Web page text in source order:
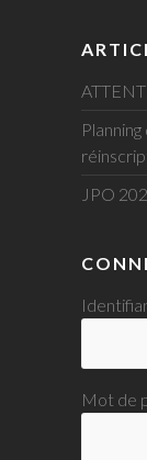
JPO
Mot de